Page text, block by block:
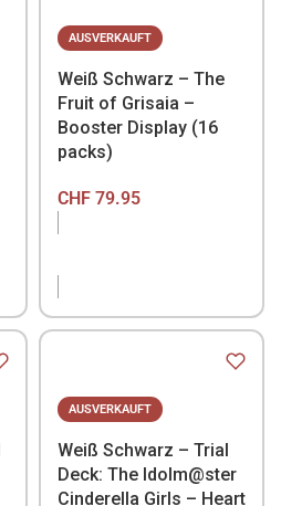
AUSVERKAUFT
Weiß Schwarz – The
Fruit of Grisaia –
Booster Display (16
packs)
CHF79.95
AUSVERKAUFT
Weiß Schwarz – Trial
Deck: The Idolm@ster
Cinderella Girls – Heart